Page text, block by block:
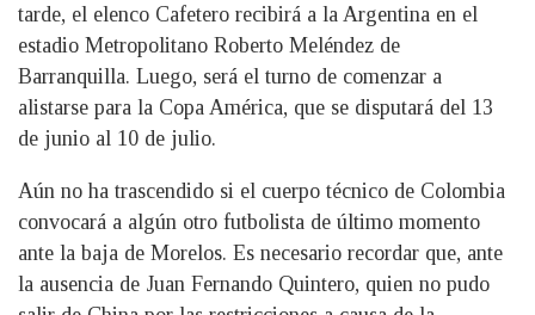
tarde, el elenco Cafetero recibirá a la Argentina en el
estadio Metropolitano Roberto Meléndez de
Barranquilla. Luego, será el turno de comenzar a
alistarse para la Copa América, que se disputará del 13
de junio al 10 de julio.
Aún no ha trascendido si el cuerpo técnico de Colombia
convocará a algún otro futbolista de último momento
ante la baja de Morelos. Es necesario recordar que, ante
la ausencia de Juan Fernando Quintero, quien no pudo